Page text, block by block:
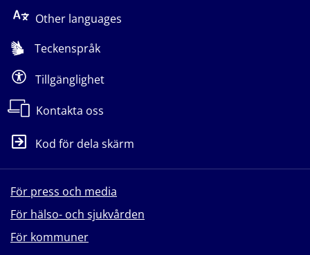
Other languages
Teckenspråk
Tillgänglighet
Kontakta oss
Kod för dela skärm
För press och media
För hälso- och sjukvården
För kommuner